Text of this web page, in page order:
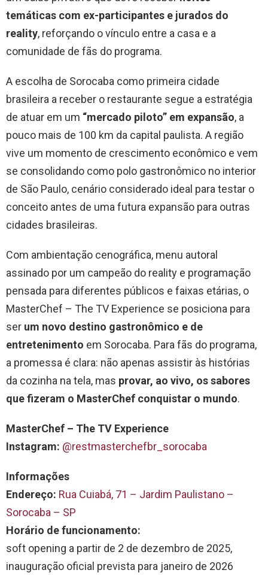
temáticas com ex-participantes e jurados do
reality, reforçando o vínculo entre a casa e a
comunidade de fãs do programa.
A escolha de Sorocaba como primeira cidade
brasileira a receber o restaurante segue a estratégia
de atuar em um “mercado piloto” em expansão, a
pouco mais de 100 km da capital paulista. A região
vive um momento de crescimento econômico e vem
se consolidando como polo gastronômico no interior
de São Paulo, cenário considerado ideal para testar o
conceito antes de uma futura expansão para outras
cidades brasileiras.
Com ambientação cenográfica, menu autoral
assinado por um campeão do reality e programação
pensada para diferentes públicos e faixas etárias, o
MasterChef – The TV Experience se posiciona para
ser um novo destino gastronômico e de
entretenimento em Sorocaba. Para fãs do programa,
a promessa é clara: não apenas assistir às histórias
da cozinha na tela, mas provar, ao vivo, os sabores
que fizeram o MasterChef conquistar o mundo.
MasterChef – The TV Experience
Instagram: @restmasterchefbr_sorocaba
Informações
Endereço: Rua Cuiabá, 71 – Jardim Paulistano –
Sorocaba – SP
Horário de funcionamento:
soft opening a partir de 2 de dezembro de 2025,
inauguração oficial prevista para janeiro de 2026